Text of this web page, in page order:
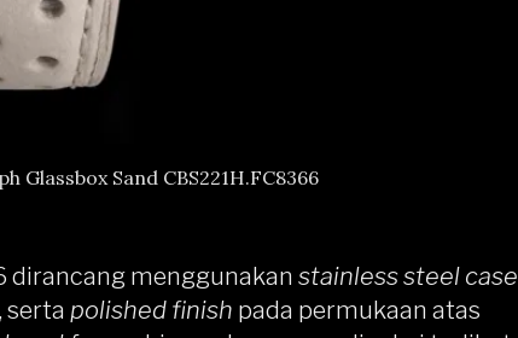
Sand CBS221H.FC8366
dirancang menggunakan stainless steel case
serta polished finish pada permukaan atas